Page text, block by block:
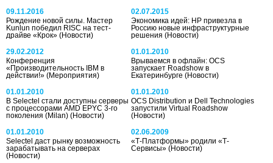
09.11.2016
Рождение новой силы. Мастер
Kunlun победил RISC на тест-
драйве «Крок» (Новости)
02.07.2015
Экономика идей: HP привезла в
Россию новые инфраструктурные
решения(Новости)
29.02.2012
Конференция
«Производительность IBM в
действии!» (Мероприятия)
01.01.2010
Врываемся в офлайн: OCS
запускает Roadshow в
Екатеринбурге(Новости)
01.01.2010
В Selectel стали доступны серверы
с процессорами AMD EPYC 3-го
поколения (Milan) (Новости)
01.01.2010
OCS Distribution и Dell Technologies
запустили Virtual Roadshow
(Новости)
01.01.2010
Selectel даст рынку возможность
зарабатывать на серверах
(Новости)
02.06.2009
«Т-Платформы» родили «Т-
Сервисы»(Новости)